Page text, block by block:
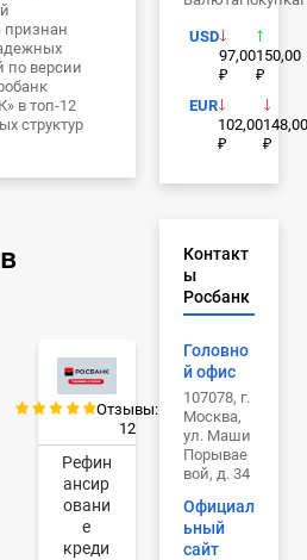
признан
по версии
в топ-12
структур
Отзывы:
12
Рефин
ансир
овани
е
креди
USD
97,00
₽
150,00
₽
EUR
102,00
₽
148,00
₽
Контакт
ы
Росбанк
Головно
й офис
107078, г.
Москва,
ул. Маши
Порывае
вой, д. 34
Официал
ьный
сайт